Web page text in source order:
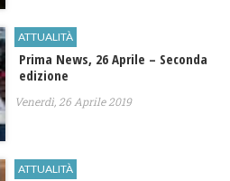
ATTUALITÀ
Prima News, 26 Aprile – Seconda
edizione
Venerdì, 26 Aprile 2019
ATTUALITÀ